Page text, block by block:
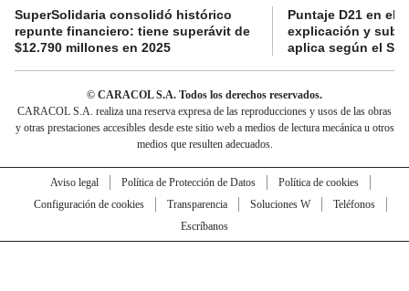
SuperSolidaria consolidó histórico
repunte financiero: tiene superávit de
$12.790 millones en 2025
Puntaje D21 en el
explicación y
aplica según el
© CARACOL S.A. Todos los derechos reservados.
CARACOL S.A. realiza una reserva expresa de las reproducciones y usos de las obras
y otras prestaciones accesibles desde este sitio web a medios de lectura mecánica u otros
medios que resulten adecuados.
Aviso legal Política de Protección de Datos
Política de cookies
Configuración de cookies
Transparencia Soluciones W
Teléfonos
Escríbanos